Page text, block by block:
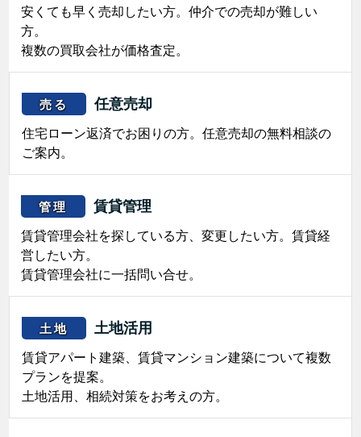
安くても早く売却したい方。仲介での売却が難しい
方。
複数の買取会社が価格査定。
売る 任意売却
住宅ローン返済でお困りの方。任意売却の無料相談の
ご案内。
管理 賃貸管理
賃貸管理会社を探している方、変更したい方。賃貸経
営したい方。
賃貸管理会社に一括問い合せ。
土地 土地活用
賃貸アパート建築、賃貸マンション建築について複数
プランを提案。
土地活用、相続対策をお考えの方。